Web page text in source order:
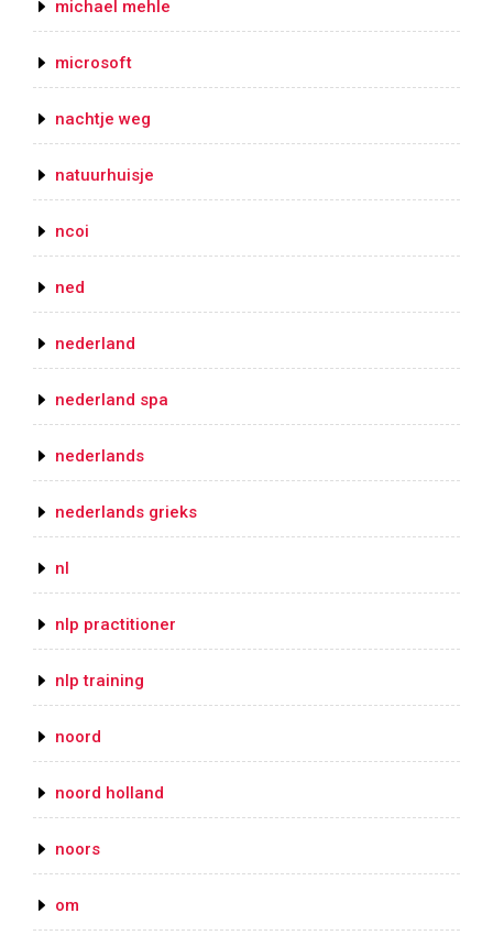
michael mehle
microsoft
nachtje weg
natuurhuisje
ncoi
ned
nederland
nederland spa
nederlands
nederlands grieks
nl
nlp practitioner
nlp training
noord
noord holland
noors
om